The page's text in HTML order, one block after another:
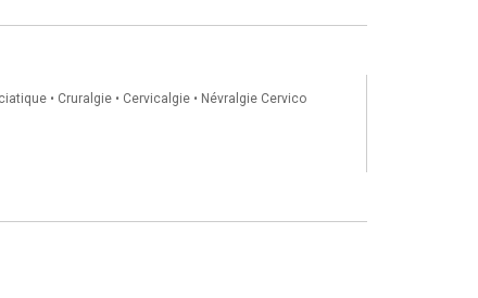
• Cruralgie• Cervicalgie• Névralgie Cervico